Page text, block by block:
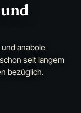
anabole
seit langem
bezüglich.